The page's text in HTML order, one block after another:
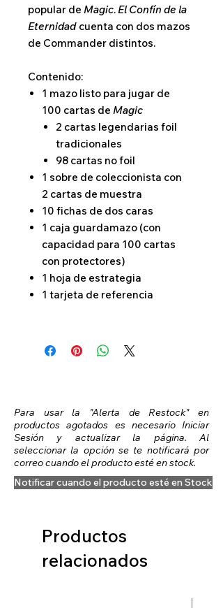
popular de Magic. El Confín de la
Eternidad cuenta con dos mazos
de Commander distintos.
Contenido:
1 mazo listo para jugar de
100 cartas de Magic
2 cartas legendarias foil
tradicionales
98 cartas no foil
1 sobre de coleccionista con
2 cartas de muestra
10 fichas de dos caras
1 caja guardamazo (con
capacidad para 100 cartas
con protectores)
1 hoja de estrategia
1 tarjeta de referencia
Para usar la "Alerta de Restock" en
productos agotados es necesario Iniciar
Sesión y actualizar la página. Al
seleccionar la opción se te notificará por
correo cuando el producto esté en stock.
Notificar cuando el producto esté en Stock
Productos
relacionados